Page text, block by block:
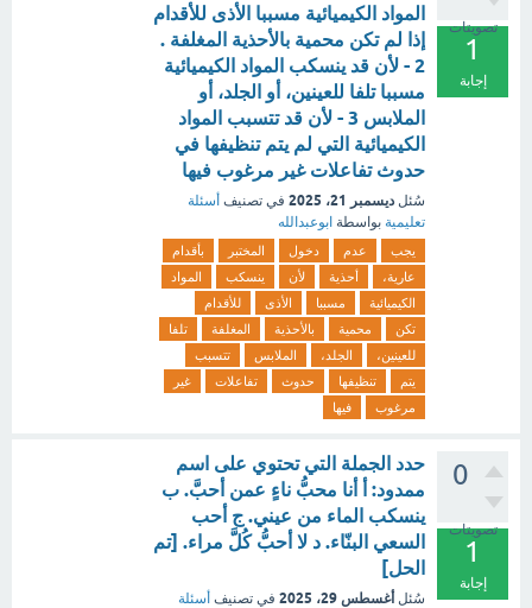
تصويتات
1
إجابة
المواد الكيميائية مسببا الأذى للأقدام
إذا لم تكن محمية بالأحذية المغلفة .
2 - لأن قد ينسكب المواد الكيميائية
مسببا تلفا للعينين، أو الجلد، أو
الملابس 3 - لأن قد تتسبب المواد
الكيميائية التي لم يتم تنظيفها في
حدوث تفاعلات غير مرغوب فيها
سُئل ديسمبر 21، 2025 في تصنيف أسئلة
تعليمية بواسطة ابوعبدالله
يجب عدم دخول المختبر
بأقدام
عارية،
أحذية لأن ينسكب
المواد
الكيميائية
مسببا الأذى
للأقدام
تكن
محمية بالأحذية المغلفة
تلفا
للعينين،
الجلد، الملابس
تتسبب
يتم
تنظيفها حدوث تفاعلات
غير
مرغوب
فيها
0
تصويتات
1
إجابة
حدد الجملة التي تحتوي على اسم
ممدود: أ أنا محبُّ ناءٍ عمن أحبَّ. ب
ينسكب الماء من عيني. ج أحب
السعي البنّاء. د لا أحبُّ كُلَّ مراء. [تم
الحل]
سُئل أغسطس 29، 2025 في تصنيف أسئلة